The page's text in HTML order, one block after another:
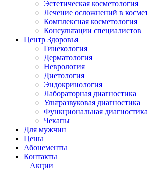
Эстетическая косметология
Лечение осложнений в
Комплексная косметология
Консультации специалистов
Центр Здоровья
Гинекология
Дерматология
Неврология
Диетология
Эндокринология
Лабораторная диагностика
Ультразвуковая диагностика
Функциональная диагностика
Чекапы
Для мужчин
Цены
Абонементы
Контакты
Акции